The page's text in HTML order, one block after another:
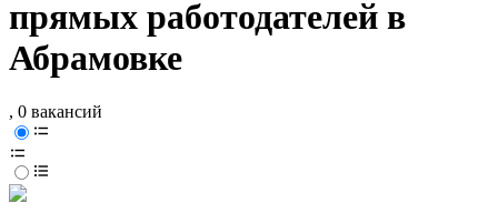
прямых работодателей в
Абрамовке
, 0 вакансий